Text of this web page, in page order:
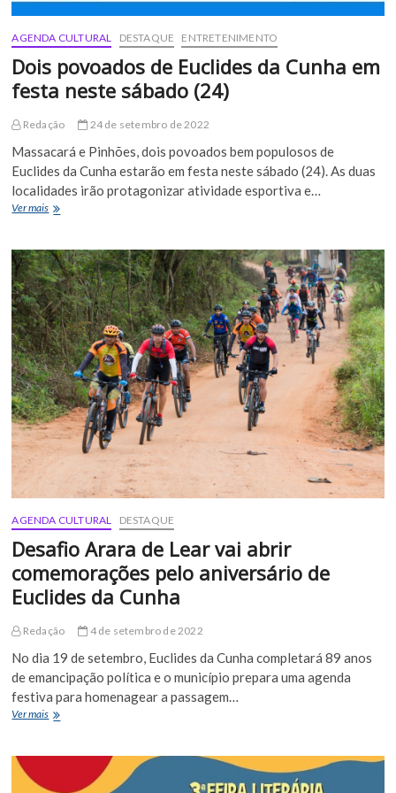
AGENDA CULTURAL DESTAQUE ENTRETENIMENTO
Dois povoados de Euclides da Cunha em
festa neste sábado (24)
Redação 24 de setembro de 2022
Massacará e Pinhões, dois povoados bem populosos de
Euclides da Cunha estarão em festa neste sábado (24). As duas
localidades irão protagonizar atividade esportiva e…
Ver maisDois
Euclides
da
Cunha
em
festa
neste
sábado
(24)
AGENDA CULTURAL DESTAQUE
Desafio Arara de Lear vai abrir
comemorações pelo aniversário de
Euclides da Cunha
Redação 4 de setembro de 2022
No dia 19 de setembro, Euclides da Cunha completará 89 anos
de emancipação política e o município prepara uma agenda
festiva para homenagear a passagem…
Ver maisDesafio
Lear